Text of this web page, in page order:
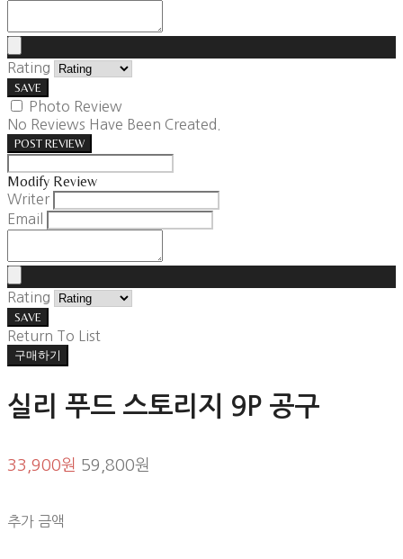
Rating
SAVE
Photo Review
No Reviews Have Been Created.
POST REVIEW
Modify Review
Writer
Email
Rating
SAVE
Return To List
구매하기
실리 푸드 스토리지 9P 공구
33,900원 59,800원
추가 금액